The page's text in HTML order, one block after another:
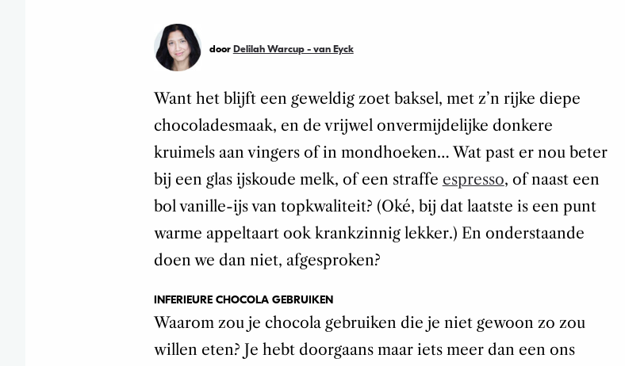
door Delilah Warcup - van Eyck
Want het blijft een geweldig zoet baksel, met z’n rijke diepe
chocoladesmaak, en de vrijwel onvermijdelijke donkere
kruimels aan vingers of in mondhoeken… Wat past er nou beter
bij een glas ijskoude melk, of een straffe espresso, of naast een
bol vanille-ijs van topkwaliteit? (Oké, bij dat laatste is een punt
warme appeltaart ook krankzinnig lekker.) En onderstaande
doen we dan niet, afgesproken?
INFERIEURE CHOCOLA GEBRUIKEN
Waarom zou je chocola gebruiken die je niet gewoon zo zou
willen eten? Je hebt doorgaans maar iets meer dan een ons